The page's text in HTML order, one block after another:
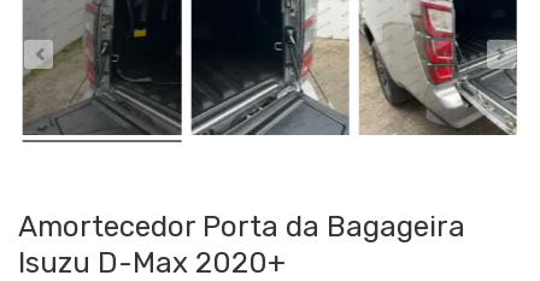
Amortecedor Porta da Bagageira
Isuzu D-Max 2020+